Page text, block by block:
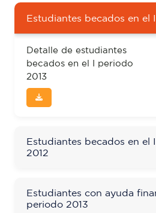
Estudiantes becados en el
Detalle de estudiantes
becados en el I periodo
2013
Estudiantes becados en el
2012
Estudiantes con ayuda
periodo 2013